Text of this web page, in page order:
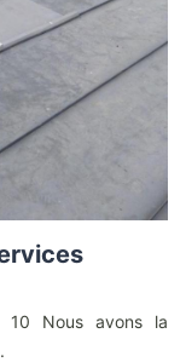
10 Nous avons la